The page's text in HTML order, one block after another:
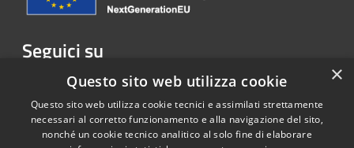
Seguici su
Facebook ×
Questo sito web utilizza cookie
Questo sito web utilizza cookie tecnici e assimilati strettamente
necessari al corretto funzionamento e alla navigazione del sito,
nonché un cookie tecnico analitico al solo fine di elaborare